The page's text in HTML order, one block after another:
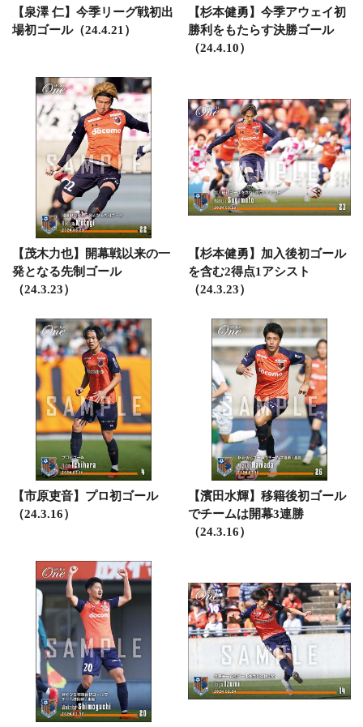
【泉澤 仁】今季リーグ戦初出
場初ゴール（24.4.21）
【杉本健勇】今季アウェイ初
勝利をもたらす決勝ゴール
（24.4.10）
【茂木力也】開幕戦以来の一
発となる先制ゴール
（24.3.23）
【杉本健勇】加入後初ゴール
を含む2得点1アシスト
（24.3.23）
【市原吏音】プロ初ゴール
（24.3.16）
【濱田水輝】移籍後初ゴール
でチームは開幕3連勝
（24.3.16）